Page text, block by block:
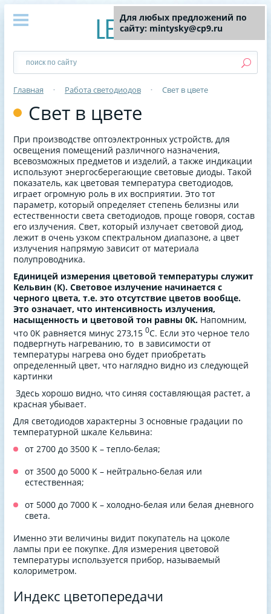
Главная • Работа светодиодов • Свет в цвете
Свет в цвете
При производстве оптоэлектронных устройств, для
освещения помещений различного назначения,
всевозможных предметов и изделий, а также индикации
используют энергосберегающие световые диоды. Такой
показатель, как цветовая температура светодиодов,
играет огромную роль в их восприятии. Это тот
параметр, который определяет степень белизны или
естественности света светодиодов, проще говоря, состав
его излучения. Свет, который излучает световой диод,
лежит в очень узком спектральном диапазоне, а цвет
излучения напрямую зависит от материала
полупроводника.
Единицей измерения цветовой температуры служит
Кельвин (К). Световое излучение начинается с
черного цвета, т.е. это отсутствие цветов вообще.
Это означает, что интенсивность излучения,
насыщенность и цветовой тон равны 0К. Напомним,
что 0К равняется минус 273,15 0С. Если это черное тело
подвергнуть нагреванию, то в зависимости от
температуры нагрева оно будет приобретать
определенный цвет, что наглядно видно из следующей
картинки
Здесь хорошо видно, что синяя составляющая растет, а
красная убывает.
Для светодиодов характерны 3 основные градации по
температурной шкале Кельвина:
от 2700 до 3500 К – тепло-белая;
от 3500 до 5000 К – нейтрально-белая или
естественная;
от 5000 до 7000 К – холодно-белая или белая дневного
света.
Именно эти величины видит покупатель на цоколе
лампы при ее покупке. Для измерения цветовой
температуры используется прибор, называемый
колориметром.
Индекс цветопередачи
Для любых предложений по
сайту: mintysky@cp9.ru